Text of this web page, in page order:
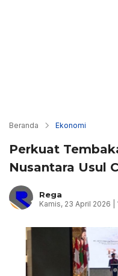
Beranda Ekonomi
Perkuat
Nusantara Usul
Rega
Kamis, 23 April 2026 |